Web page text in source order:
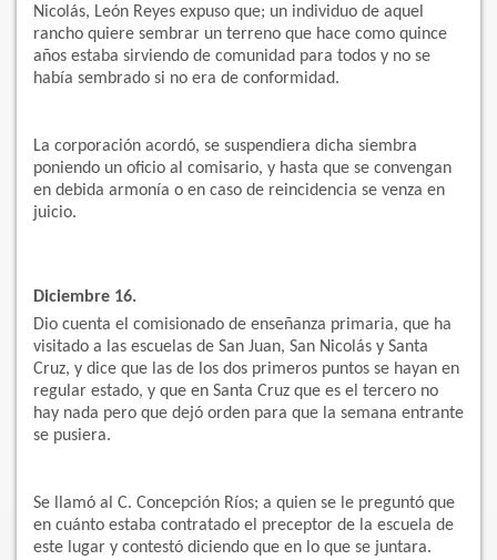
Nicolás, León Reyes expuso que; un individuo de aquel
rancho quiere sembrar un terreno que hace como quince
años estaba sirviendo de comunidad para todos y no se
había sembrado si no era de conformidad.
La corporación acordó, se suspendiera dicha siembra
poniendo un oficio al comisario, y hasta que se convengan
en debida armonía o en caso de reincidencia se venza en
juicio.
Diciembre 16.
Dio cuenta el comisionado de enseñanza primaria, que ha
visitado a las escuelas de San Juan, San Nicolás y Santa
Cruz, y dice que las de los dos primeros puntos se hayan en
regular estado, y que en Santa Cruz que es el tercero no
hay nada pero que dejó orden para que la semana entrante
se pusiera.
Se llamó al C. Concepción Ríos; a quien se le preguntó que
en cuánto estaba contratado el preceptor de la escuela de
este lugar y contestó diciendo que en lo que se juntara.